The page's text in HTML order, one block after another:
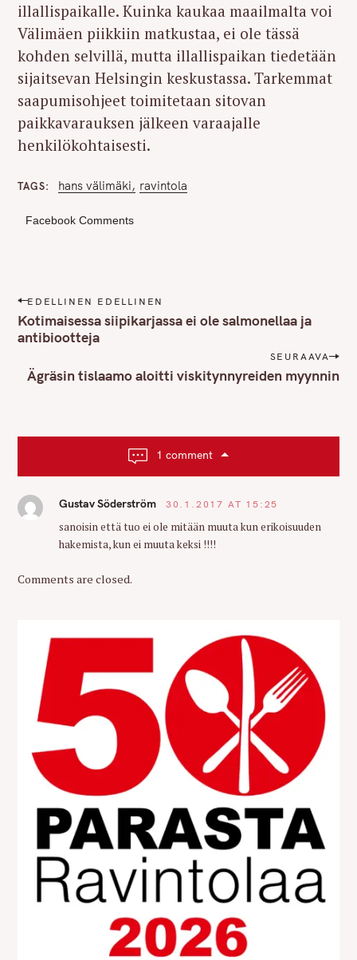
illallispaikalle. Kuinka kaukaa maailmalta voi
Välimäen piikkiin matkustaa, ei ole tässä
kohden selvillä, mutta illallispaikan tiedetään
sijaitsevan Helsingin keskustassa. Tarkemmat
saapumisohjeet toimitetaan sitovan
paikkavarauksen jälkeen varaajalle
henkilökohtaisesti.
TAGS hans välimäki ravintola
Facebook Comments
P
o
s
i
i
EDELLINEN EDELLINEN
Kotimaisessa siipikarjassa ei ole salmonellaa ja
antibiootteja
SEURAAVA
Ägräsin tislaamo aloitti viskitynnyreiden myynnin
1 comment
Gustav Söderström 30.1.2017 AT 15:25
sanoisin että tuo ei ole mitään muuta kun erikoisuuden
hakemista, kun ei muuta keksi !!!!
Comments are closed.